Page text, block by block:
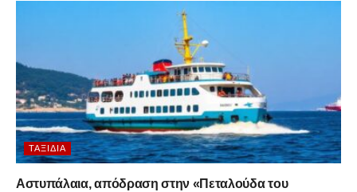
ΤΑΞΊΔΙΑ
Αστυπάλαια, απόδραση στην «Πεταλούδα του